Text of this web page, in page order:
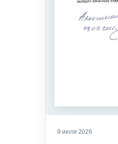
9 июля 2026